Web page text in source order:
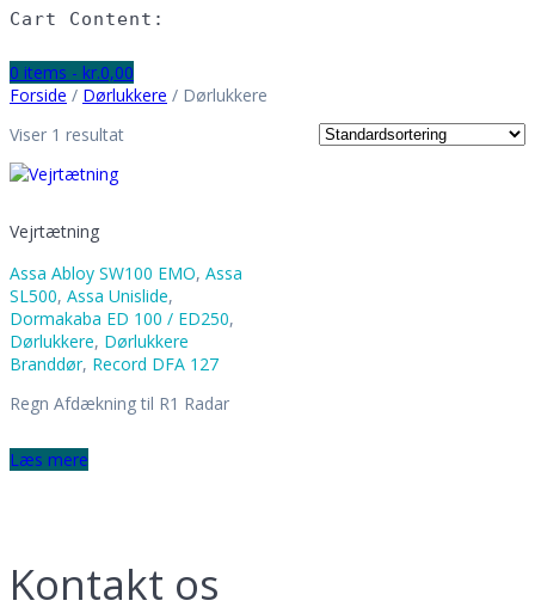
Vision
Serviceaftale
Automatiske døre
Adgangskontrol
Info
Ansatte
Historien
Myndighedskrav
Det skal du være opmærksom på
EN16005 Krav
Lagervarer
Kontakt
Cart Content:
0 items - kr.0,00
Forside / Dørlukkere / Dørlukkere
Viser 1 resultat
Vejrtætning
Assa Abloy SW100 EMO, Assa
SL500, Assa Unislide,
Dormakaba ED 100 / ED250,
Dørlukkere, Dørlukkere
Branddør, Record DFA 127
Regn Afdækning til R1 Radar
Læs mere
Kontakt os